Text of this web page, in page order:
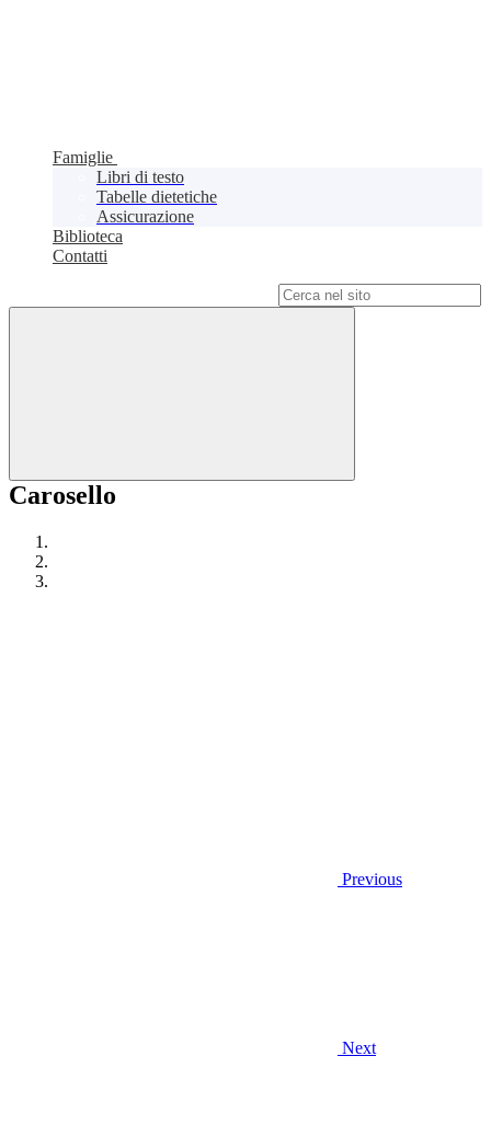
Famiglie
Libri di testo
Tabelle dietetiche
Assicurazione
Biblioteca
Contatti
Carosello
Previous
Next